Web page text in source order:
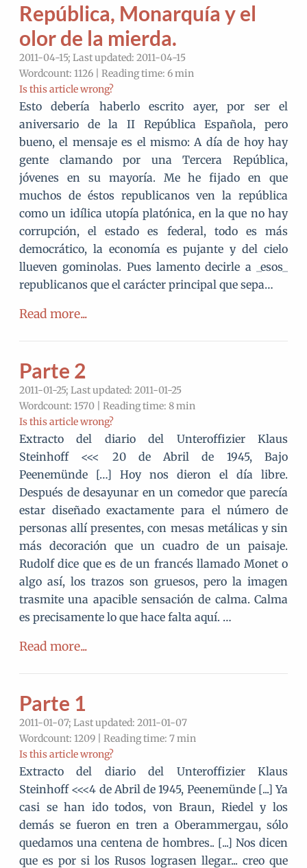
República, Monarquía y el
olor de la mierda.
2011-04-15; Last updated: 2011-04-15
Wordcount: 1126 | Reading time: 6 min
Is this article wrong?
Esto debería haberlo escrito ayer, por ser el
aniversario de la II República Española, pero
bueno, el mensaje es el mismo: A día de hoy hay
gente clamando por una Tercera República,
jóvenes en su mayoría. Me he fijado en que
muchos de éstos republicanos ven la república
como un idílica utopía platónica, en la que no hay
corrupción, el estado es federal, todo es más
democrático, la economía es pujante y del cielo
llueven gominolas. Pues lamento decirle a _esos_
republicanos que el carácter principal que sepa…
Read more...
Parte 2
2011-01-25; Last updated: 2011-01-25
Wordcount: 1570 | Reading time: 8 min
Is this article wrong?
Extracto del diario del Unteroffizier Klaus
Steinhoff <<< 20 de Abril de 1945, Bajo
Peenemünde […] Hoy nos dieron el día libre.
Después de desayunar en un comedor que parecía
estar diseñado exactamente para el número de
personas allí presentes, con mesas metálicas y sin
más decoración que un cuadro de un paisaje.
Rudolf dice que es de un francés llamado Monet o
algo así, los trazos son gruesos, pero la imagen
trasmite una apacible sensación de calma. Calma
es precisamente lo que hace falta aquí. …
Read more...
Parte 1
2011-01-07; Last updated: 2011-01-07
Wordcount: 1209 | Reading time: 7 min
Is this article wrong?
Extracto del diario del Unteroffizier Klaus
Steinhoff <<<4 de Abril de 1945, Peenemünde [...] Ya
casi se han ido todos, von Braun, Riedel y los
demás se fueron en tren a Oberammergau, sólo
quedamos una centena de hombres.. [...] Nos dicen
que es por si los Rusos lograsen llegar... creo que